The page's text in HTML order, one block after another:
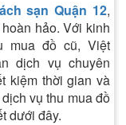
sạn Quận 12,
hảo. Với kinh
mua đồ cũ, Việt
dịch vụ chuyên
kiệm thời gian và
vụ thu mua đồ
dưới đây.